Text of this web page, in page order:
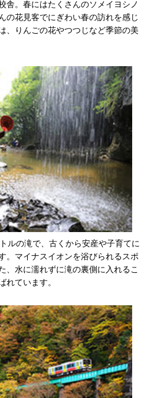
舎。春にはたくさんのソメイヨシノ
の花見客でにぎわい春の訪れを感じ
、りんごの花やつつじなど季節の美
ルの滝で、古くから安産や子育てに
。マイナスイオンを浴びられるスポ
、水に濡れずに滝の裏側に入れるこ
れています。